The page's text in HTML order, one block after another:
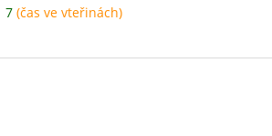
7(čas ve vteřinách)